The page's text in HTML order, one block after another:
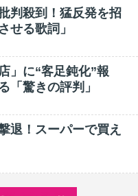
判殺到！猛反発を招
せる歌詞」
」に“客足鈍化”報
驚きの評判」
退！スーパーで買え